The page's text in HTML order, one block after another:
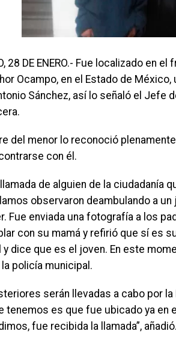
28 DE ENERO.- Fue localizado en
Ocampo, en el Estado de
Sánchez, así lo señaló el Jefe
del menor lo reconoció
con él.
de alguien de la ciudadanía
observaron deambulando a
Fue enviada una fotografía a los
con su mamá y refirió que sí es
dice que es el joven. En este
policía municipal.
serán llevadas a cabo por
tenemos es que fue ubicado ya en
fue recibida la llamada”, añadió.